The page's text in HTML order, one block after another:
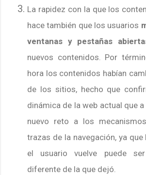
La rapidez con la que los
hace también que los usuarios
ventanas y pestañas
nuevos contenidos. Por
hora los contenidos habían
de los sitios, hecho que
dinámica de la web actual que
nuevo reto a los
trazas de la navegación, ya que
el usuario vuelve puede ser
diferente de la que dejó.